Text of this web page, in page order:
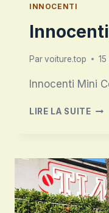
INNOCENTI
Parvoiture.top
Innocenti Mini
LIRE LA SUITE